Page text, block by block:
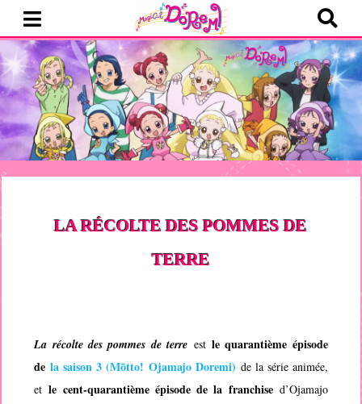
LA RÉCOLTE DES POMMES DE
TERRE
La récolte des pommes de terre est le quarantième épisode
dela saison 3 (Mōtto! Ojamajo Doremi) de la série animée,
etle cent-quarantième épisode de la franchised’Ojamajo